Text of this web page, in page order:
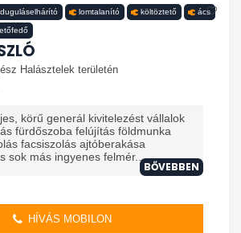
duguláselhárító lomtalanító költöztető ács
Halásztelek területén
körű generál kivitelezést vállalok
fürdőszoba felújítás földmunka
facsiszolás ajtóberakása
sok más ingyenes felmér...
BŐVEBBEN
HÍVÁS MOBILON